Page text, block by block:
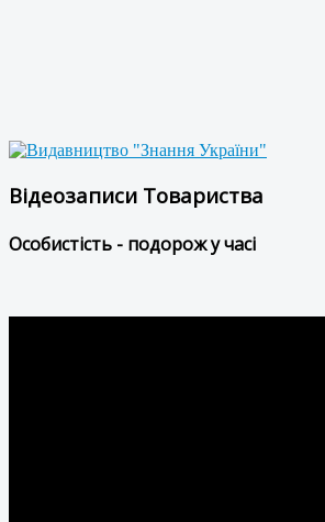
Відеозаписи Товариства
Особистість - подорож у часі